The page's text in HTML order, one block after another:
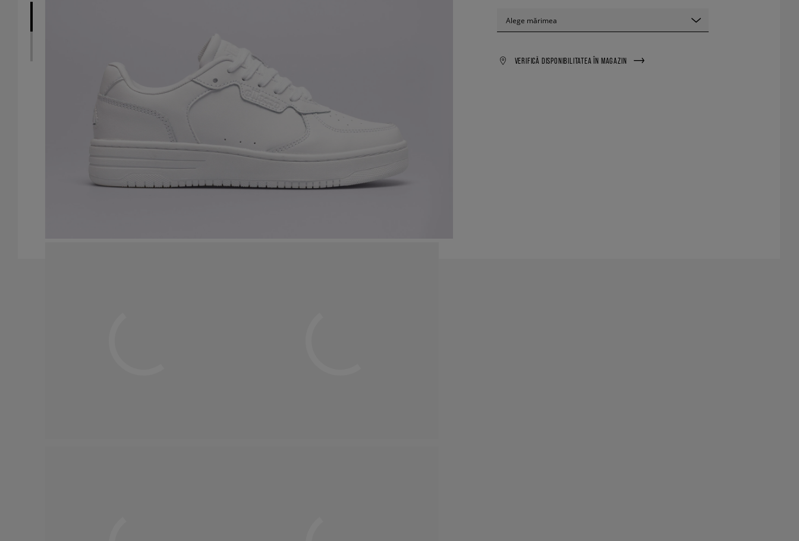
Alege mărimea
VERIFICĂ DISPONIBILITATEA ÎN MAGAZIN